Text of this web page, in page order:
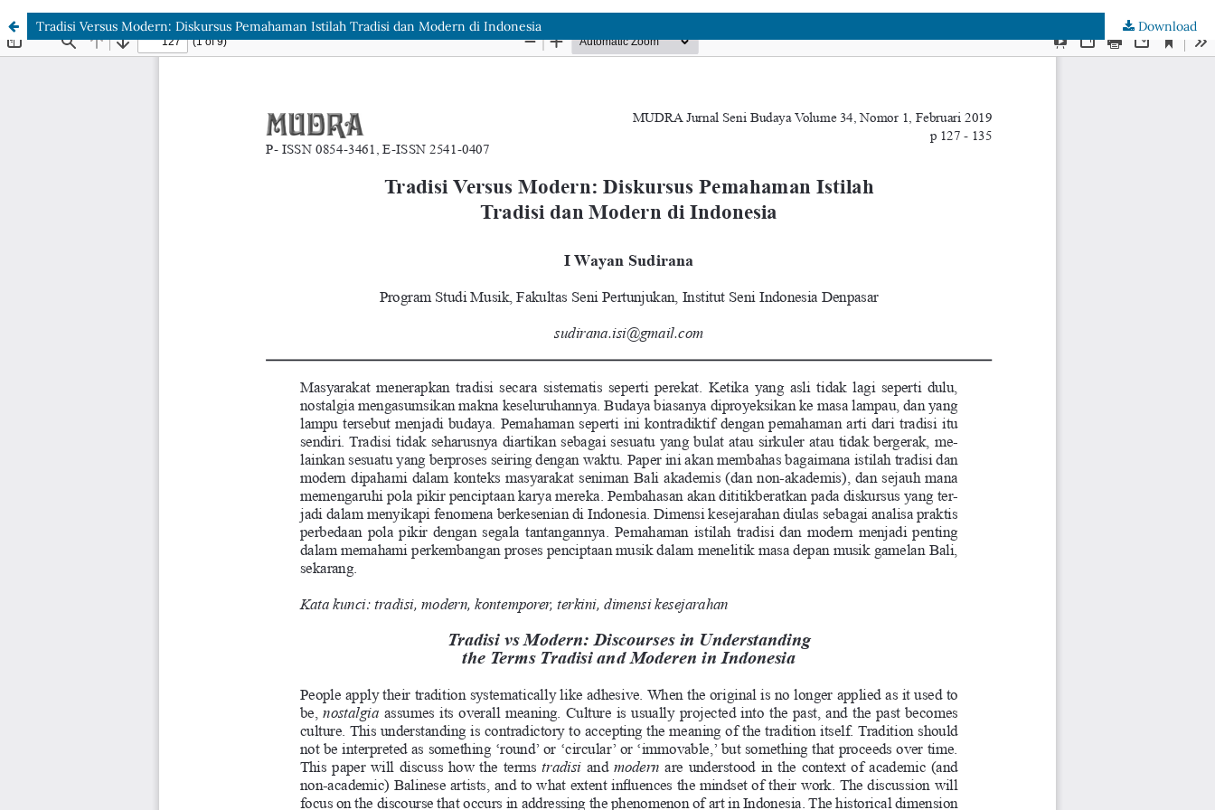
Tradisi Versus Modern: Diskursus Pemahaman Istilah Tradisi dan Modern di Indonesia Download